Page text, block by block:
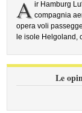
A ir Hamburg
compagnia
opera voli
le isole Helgoland,
Le